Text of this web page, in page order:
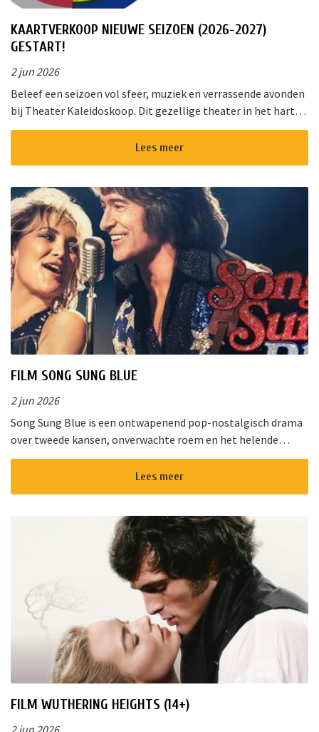
KAARTVERKOOP NIEUWE SEIZOEN (2026-2027)
GESTART!
2 jun 2026
Beleef een seizoen vol sfeer, muziek en verrassende avonden
bij Theater Kaleidoskoop. Dit gezellige theater in het hart
van Nieuwkoop biedt een gevarieerd programma voor jong
Lees meer
FILM SONG SUNG BLUE
2 jun 2026
Song Sung Blue is een ontwapenend pop-nostalgisch drama
over tweede kansen, onverwachte roem en het helende
vermogen van muziek. Van de diepe gloed van “Cracklin&rsq...
Lees meer
FILM WUTHERING HEIGHTS (14+)
2 jun 2026